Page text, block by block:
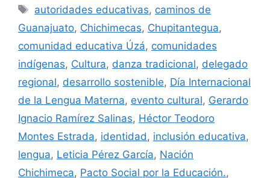
Etiquetas
autoridades educativas, caminos de
Guanajuato, Chichimecas, Chupitantegua,
comunidad educativa Úzá, comunidades
indígenas, Cultura, danza tradicional, delegado
regional, desarrollo sostenible, Día Internacional
de la Lengua Materna, evento cultural, Gerardo
Ignacio Ramírez Salinas, Héctor Teodoro
Montes Estrada, identidad , inclusión educativa,
lengua, Leticia Pérez García, Nación
Chichimeca, Pacto Social por la Educación.,